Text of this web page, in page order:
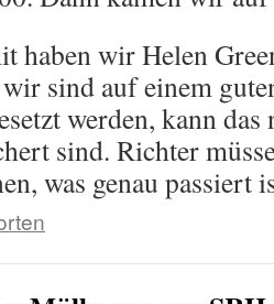
haben wir Helen
sind auf einem
werden, kann
sind. Richter
was genau passiert